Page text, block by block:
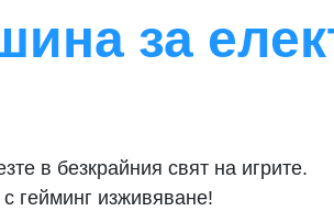
по-
много играчи онлайн
да
за
в безкрайния свят на игрите.
гейминг изживяване!